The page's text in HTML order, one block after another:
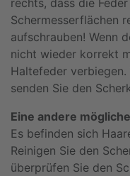
rechts, dass die
Schermesserflächen
aufschrauben! Wenn
nicht wieder korrekt
Haltefeder verbiegen.
senden Sie den
Eine andere
Es befinden sich
Reinigen Sie den
überprüfen Sie den